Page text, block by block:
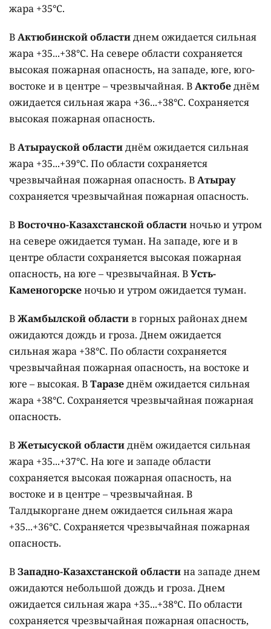
жара +35°C.
ВАктюбинской областиднем ожидается сильная
жара +35...+38°C. На севере области сохраняется
высокая пожарная опасность, на западе, юге, юго-
востоке и в центре – чрезвычайная. ВАктобеднём
ожидается сильная жара +36...+38°C. Сохраняется
высокая пожарная опасность.
ВАтырауской областиднём ожидается сильная
жара +35...+39°C. По области сохраняется
чрезвычайная пожарная опасность. ВАтырау
сохраняется чрезвычайная пожарная опасность.
ВВосточно-Казахстанской областиночью и утром
на севере ожидается туман. На западе, юге и в
центре области сохраняется высокая пожарная
опасность, на юге – чрезвычайная. ВУсть-
Каменогорскеночью и утром ожидается туман.
ВЖамбылской областив горных районах днем
ожидаются дождь и гроза. Днем ожидается
сильная жара +38°C. По области сохраняется
чрезвычайная пожарная опасность, на востоке и
юге – высокая. ВТаразеднём ожидается сильная
жара +38°C. Сохраняется чрезвычайная пожарная
опасность.
ВЖетысуской областиднём ожидается сильная
жара +35...+37°C. На юге и западе области
сохраняется высокая пожарная опасность, на
востоке и в центре – чрезвычайная. В
Талдыкоргане днем ожидается сильная жара
+35...+36°C. Сохраняется чрезвычайная пожарная
опасность.
ВЗападно-Казахстанской областина западе днем
ожидаются небольшой дождь и гроза. Днем
ожидается сильная жара +35...+38°C. По области
сохраняется чрезвычайная пожарная опасность,